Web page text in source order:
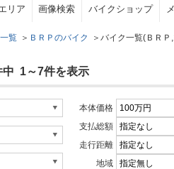
リア 画像検索 バイクショップ
覧 ＞ ＢＲＰのバイク ＞ バイク一覧(ＢＲ
中 1～7件を表示
本体価格
支払総額
走行距離
地域